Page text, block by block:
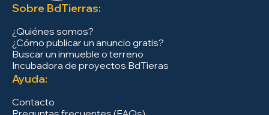
Sobre BdTierras:
¿Quiénes somos?
¿Cómo publicar un anuncio gratis?
Buscar un inmueble o terreno
Incubadora de proyectos BdTieras
Ayuda:
Contacto